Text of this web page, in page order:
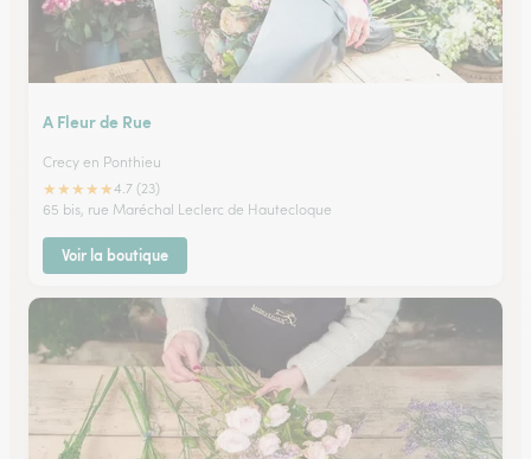
A Fleur de Rue
Crecy en Ponthieu
★★★★★4.7 (23)
65 bis, rue Maréchal Leclerc de Hautecloque
Voir la boutique